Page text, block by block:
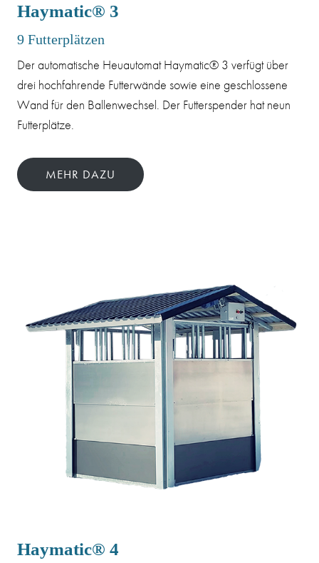
Haymatic® 3
9 Futterplätzen
Der automatische Heuautomat Haymatic® 3 verfügt über
drei hochfahrende Futterwände sowie eine geschlossene
Wand für den Ballenwechsel. Der Futterspender hat neun
Futterplätze.
MEHR DAZU
Haymatic® 4